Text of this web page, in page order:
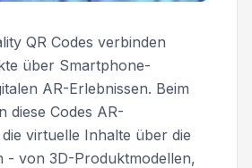
QR Codes verbinden
über Smartphone-
AR-Erlebnissen. Beim
diese Codes AR-
virtuelle Inhalte über die
- von 3D-Produktmodellen,